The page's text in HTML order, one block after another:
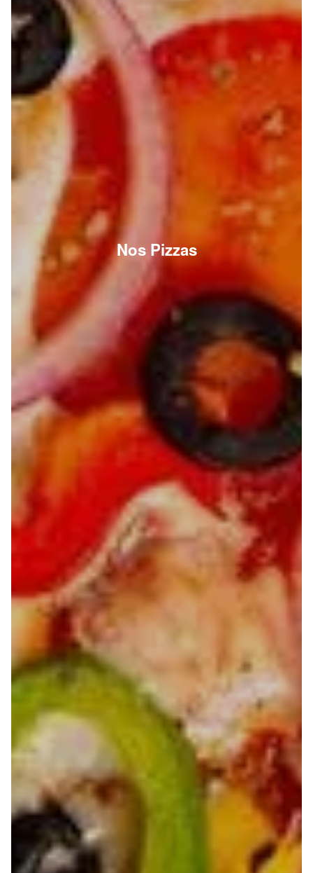
Nos Pizzas